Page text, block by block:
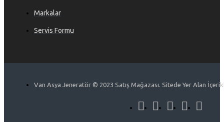
Markalar
Servis Formu
Van Asya Jeneratör © 2023 Satış Mağazası. Sitede Yer Alan